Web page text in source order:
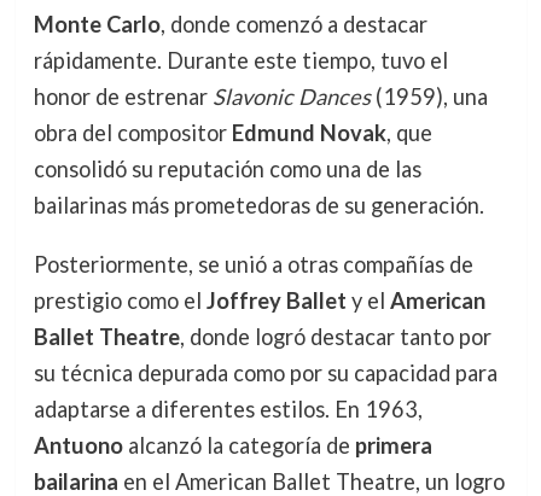
Monte Carlo, donde comenzó a destacar
rápidamente. Durante este tiempo, tuvo el
honor de estrenar Slavonic Dances(1959), una
obra del compositor Edmund Novak, que
consolidó su reputación como una de las
bailarinas más prometedoras de su generación.
Posteriormente, se unió a otras compañías de
prestigio como el Joffrey Ballet y el American
Ballet Theatre, donde logró destacar tanto por
su técnica depurada como por su capacidad para
adaptarse a diferentes estilos. En 1963,
Antuonoalcanzó la categoría de primera
bailarina en el American Ballet Theatre, un logro